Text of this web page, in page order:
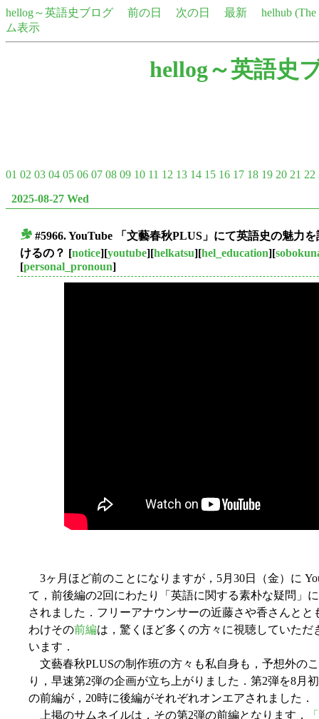
hellog～英語史ブログ 前の日 次の日 最新
helhub
ム表示
hellog～英語史
01 02 03 04 05 06 07 08 09 10 11 12 13 14 15 16 17 18 19 20 21 22
2025-08-27 Wed
#5966. YouTube 「文藝春秋PLUS」にて英語史の魅力
けるの？ [notice][youtube][helkatsu][hel_education][
[personal_pronoun]
3ヶ月ほど前のことになりますが，5月30日（金）に
て，前後編の2回にわたり「英語に関する素朴な疑問」
されました．フリーアナウンサーの近藤さや香さんと
わけその前編は，驚くほど多くの方々に視聴していた
います．
文藝春秋PLUSの制作班の方々も私自身も，予想外の
り，早速第2弾の企画が立ち上がりました．第2弾を8月
の前編が，20時に後編がそれぞれオンエアされました．
上掲のサムネイルは，その第2弾の前編となります．